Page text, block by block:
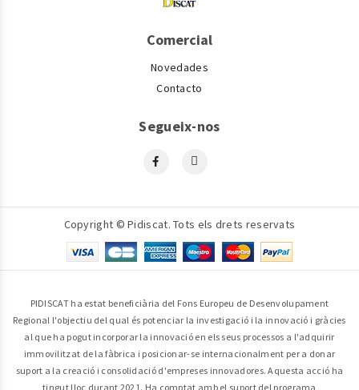
Comercial
Novedades
Contacto
Segueix-nos
Copyright © Pidiscat. Tots els drets reservats
PIDISCAT ha estat beneficiària del Fons Europeu de Desenvolupament
Regional l'objectiu del qual és potenciar la investigació i la innovació i gràcies
al que ha pogut incorporar la innovació en els seus processos a l'adquirir
immovilitzat de la fàbrica i posicionar-se internacionalment per a donar
suport a la creació i consolidació d'empreses innovadores. Aquesta acció ha
tingut lloc durant 2021. Ha comptat amb el suport del programa